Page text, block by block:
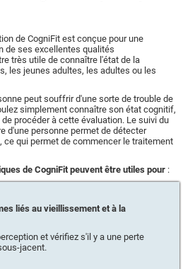
de CogniFit est conçue pour une
de ses excellentes qualités
très utile de connaître l'état de la
les jeunes adultes, les adultes ou les
peut souffrir d'une sorte de trouble de
simplement connaître son état cognitif,
procéder à cette évaluation. Le suivi du
d'une personne permet de détecter
ce qui permet de commencer le traitement
de CogniFit peuvent être utiles pour :
liés au vieillissement et à la
et vérifiez s'il y a une perte
jacent.